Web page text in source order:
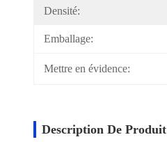
Densité:
Emballage:
Mettre en évidence:
Description De Produit